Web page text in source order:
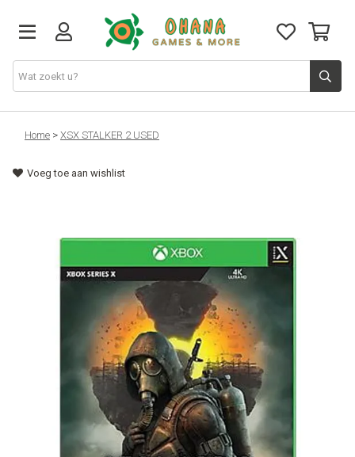
TCG
Merch
PlayStation
Home > XSX STALKER 2 USED
Voeg toe aan wishlist